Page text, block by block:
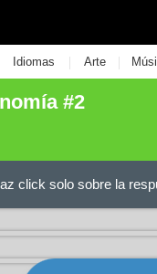
Idiomas | Arte |
#2
click solo sobre la